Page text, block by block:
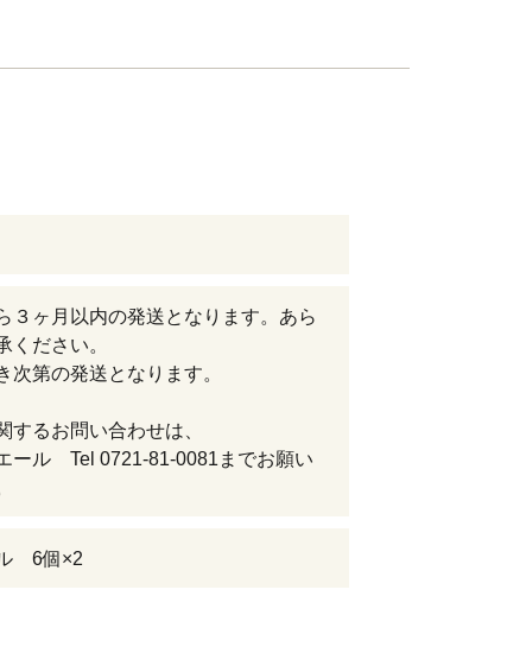
３ヶ月以内の発送となります。あら
ください。
次第の発送となります。
するお問い合わせは、
ール Tel 0721-81-0081までお願い
6個×2